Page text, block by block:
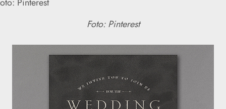
Foto: Pinterest